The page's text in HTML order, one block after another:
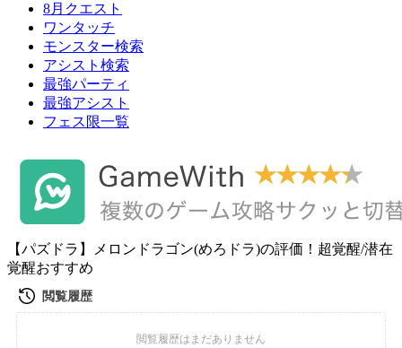
8月クエスト
ワンタッチ
モンスター検索
アシスト検索
最強パーティ
最強アシスト
フェス限一覧
【パズドラ】メロンドラゴン(めろドラ)の評価！超覚醒/潜在
覚醒おすすめ